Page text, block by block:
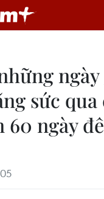
ngày
sức
60 ngày